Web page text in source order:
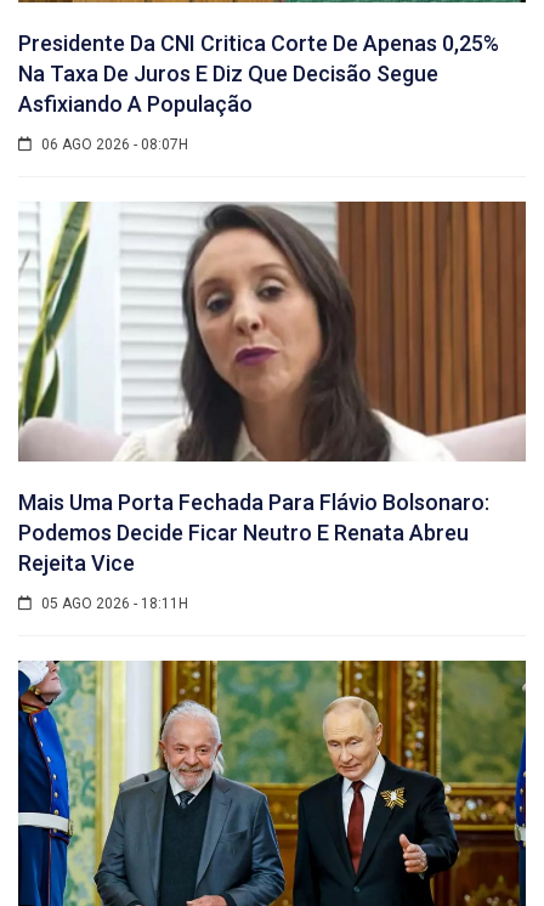
Presidente Da CNI Critica Corte De Apenas 0,25%
Na Taxa De Juros E Diz Que Decisão Segue
Asfixiando A População
06 AGO 2026 - 08:07H
Mais Uma Porta Fechada Para Flávio Bolsonaro:
Podemos Decide Ficar Neutro E Renata Abreu
Rejeita Vice
05 AGO 2026 - 18:11H